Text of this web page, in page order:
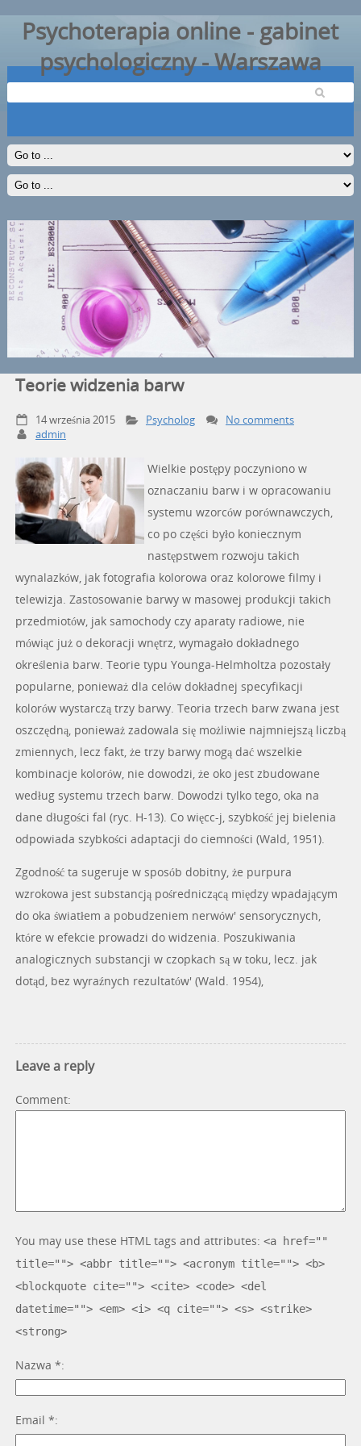
Psychoterapia online - gabinet
psychologiczny - Warszawa
Teorie widzenia barw
14 września 2015 Psycholog
No comments
admin
Wielkie postępy poczyniono w
oznaczaniu barw i w opracowaniu
systemu wzorców porównawczych,
co po części było koniecznym
następstwem rozwoju takich
wynalazków, jak fotografia kolorowa oraz kolorowe filmy i
telewizja. Zastosowanie barwy w masowej produkcji takich
przedmiotów, jak samochody czy aparaty radiowe, nie
mówiąc już o dekoracji wnętrz, wymagało dokładnego
określenia barw. Teorie typu Younga-Helmholtza pozostały
popularne, ponieważ dla celów dokładnej specyfikacji
kolorów wystarczą trzy barwy. Teoria trzech barw zwana jest
oszczędną, ponieważ zadowala się możliwie najmniejszą liczbą
zmiennych, lecz fakt, że trzy barwy mogą dać wszelkie
kombinacje kolorów, nie dowodzi, że oko jest zbudowane
według systemu trzech barw. Dowodzi tylko tego, oka na
dane długości fal (ryc. H-13). Co więcc-j, szybkość jej bielenia
odpowiada szybkości adaptacji do ciemności (Wald, 1951).
Zgodność ta sugeruje w sposób dobitny, że purpura
wzrokowa jest substancją pośredniczącą między wpadającym
do oka światłem a pobudzeniem nerwów' sensorycznych,
które w efekcie prowadzi do widzenia. Poszukiwania
analogicznych substancji w czopkach są w toku, lecz. jak
dotąd, bez wyraźnych rezultatów' (Wald. 1954),
Leave a reply
Comment
You may use these HTML tags and attributes: <a href=""
title=""> <abbr title=""> <acronym title=""> <b>
<blockquote cite=""> <cite> <code> <del
datetime=""> <em> <i> <q cite=""> <s> <strike>
<strong>
Nazwa *
Email *